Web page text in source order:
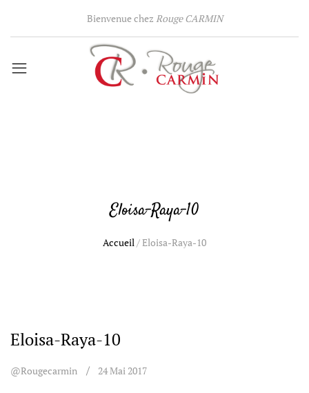
Bienvenue chez Rouge CARMIN
Eloisa-Raya-10
Accueil/Eloisa-Raya-10
Eloisa-Raya-10
@rougecarmin 24 Mai 2017